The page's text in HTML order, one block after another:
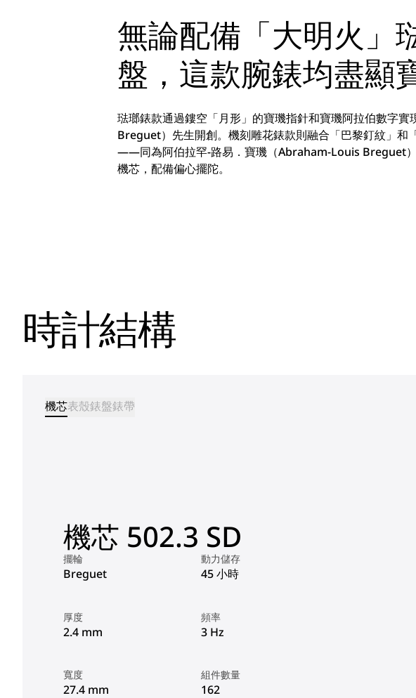
無論配備「大明火」
盤，這款腕錶均盡顯
琺瑯錶款通過鏤空「月形」的寶璣指針和寶璣阿拉伯數字
Breguet）先生開創。機刻雕花錶款則融合「巴黎釘紋」和
——同為阿伯拉罕-路易．寶璣（Abraham-Louis Breguet）
機芯，配備偏心擺陀。
時計結構
機芯表殼錶盤錶帶
機芯 502.3 SD
擺輪
Breguet
動力儲存
45 小時
厚度
2.4 mm
頻率
3 Hz
寬度
27.4 mm
組件數量
162